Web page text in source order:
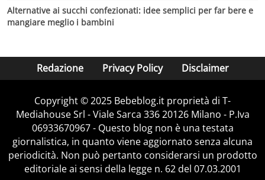
Alternative ai succhi confezionati: idee semplici per far bere e
mangiare meglio i bambini
Redazione Privacy Policy Disclaimer
Copyright © 2025 Bebeblog.it proprietà di T-
Mediahouse Srl - Viale Sarca 336 20126 Milano - P.Iva
06933670967 - Questo blog non è una testata
giornalistica, in quanto viene aggiornato senza alcuna
periodicità. Non può pertanto considerarsi un prodotto
editoriale ai sensi della legge n. 62 del 07.03.2001